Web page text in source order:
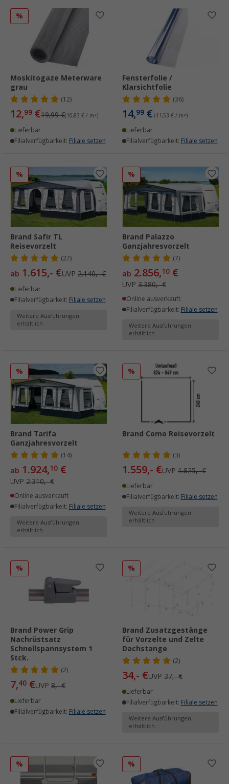
%
Moskitogaze Meterware
grau
(12)
12,99 €19,99 €(10,83 € / m²)
Lieferbar
Filialverfügbarkeit: Filiale setzen
Fensterfolie /
Klarsichtfolie
(36)
14,99 € (11,53 € / m²)
Lieferbar
Filialverfügbarkeit: Filiale setzen
%
Brand Safir TL
Reisevorzelt
(27)
ab 1.615,- €UVP 2.140,- €
Lieferbar
Filialverfügbarkeit: Filiale setzen
Weitere Ausführungen
erhältlich
%
Brand Palazzo
Ganzjahresvorzelt
(7)
ab 2.856,10 €
UVP 3.380,- €
Online ausverkauft
Filialverfügbarkeit: Filiale setzen
Weitere Ausführungen
erhältlich
%
Brand Tarifa
Ganzjahresvorzelt
(14)
ab 1.924,10 €
UVP 2.310,- €
Online ausverkauft
Filialverfügbarkeit: Filiale setzen
Weitere Ausführungen
erhältlich
%
Brand Como Reisevorzelt
(3)
1.559,- €UVP 1.825,- €
Lieferbar
Filialverfügbarkeit: Filiale setzen
Weitere Ausführungen
erhältlich
%
Brand Power Grip
Nachrüstsatz
Schnellspannsystem 1
Stck.
(2)
7,40 €UVP 8,- €
Lieferbar
Filialverfügbarkeit: Filiale setzen
%
Brand Zusatzgestänge
für Vorzelte und Zelte
Dachstange
(2)
34,- €UVP 37,- €
Lieferbar
Filialverfügbarkeit: Filiale setzen
Weitere Ausführungen
erhältlich
% %